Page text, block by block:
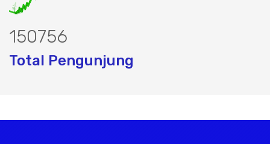
195662
Total Pengunjung